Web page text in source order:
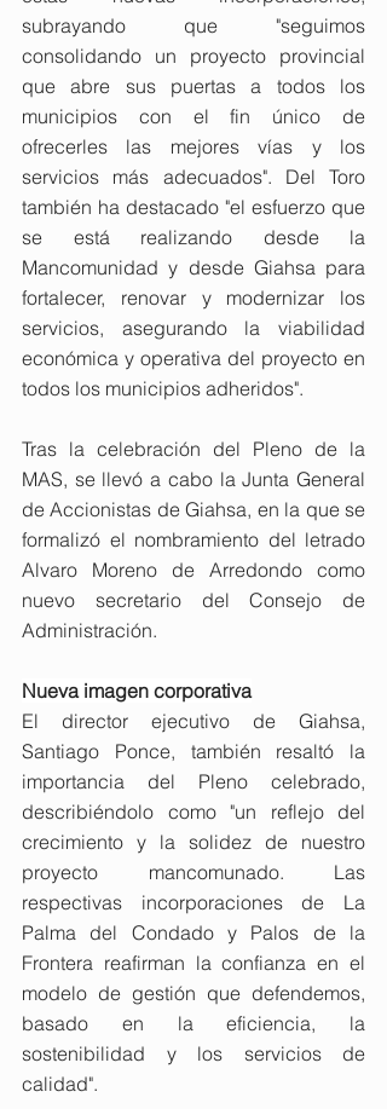
subrayando que "seguimos
consolidando un proyecto provincial
que abre sus puertas a todos los
municipios con el fin único de
ofrecerles las mejores vías y los
servicios más adecuados". Del Toro
también ha destacado "el esfuerzo que
se está realizando desde la
Mancomunidad y desde Giahsa para
fortalecer, renovar y modernizar los
servicios, asegurando la viabilidad
económica y operativa del proyecto en
todos los municipios adheridos".
Tras la celebración del Pleno de la
MAS, se llevó a cabo la Junta General
de Accionistas de Giahsa, en la que se
formalizó el nombramiento del letrado
Alvaro Moreno de Arredondo como
nuevo secretario del Consejo de
Administración.
Nueva imagen corporativa
El director ejecutivo de Giahsa,
Santiago Ponce, también resaltó la
importancia del Pleno celebrado,
describiéndolo como "un reflejo del
crecimiento y la solidez de nuestro
proyecto mancomunado. Las
respectivas incorporaciones de La
Palma del Condado y Palos de la
Frontera reafirman la confianza en el
modelo de gestión que defendemos,
basado en la eficiencia, la
sostenibilidad y los servicios de
calidad".